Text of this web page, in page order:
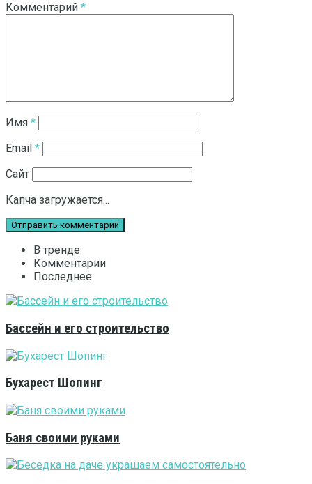
Комментарий *
Имя *
Email *
Сайт
Капча загружается...
В тренде
Комментарии
Последнее
Бассейн и его строительство
Бухарест Шопинг
Баня своими руками